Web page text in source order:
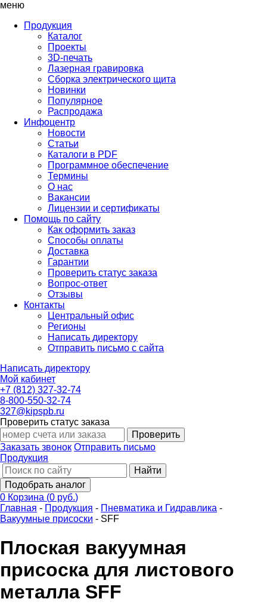
меню
Продукция
Каталог
Проекты
3D-печать
Лазерная гравировка
Сборка электрического щита
Новинки
Популярное
Распродажа
Инфоцентр
Новости
Статьи
Каталоги в PDF
Программное обеспечение
Термины
О нас
Вакансии
Лицензии и сертификаты
Помощь по сайту
Как оформить заказ
Способы оплаты
Доставка
Гарантии
Проверить статус заказа
Вопрос-ответ
Отзывы
Контакты
Центральный офис
Регионы
Написать директору
Отправить письмо с сайта
Написать директору
Мой кабинет
+7 (812) 327-32-74
8-800-550-32-74
327@kipspb.ru
Проверить статус заказа
Проверить
Заказать звонок Отправить письмо
Продукция
Найти
Подобрать аналог
0 Корзина (0 руб.)
Главная - Продукция - Пневматика и Гидравлика -
Вакуумные присоски - SFF
Плоская вакуумная
присоска для листового
металла SFF